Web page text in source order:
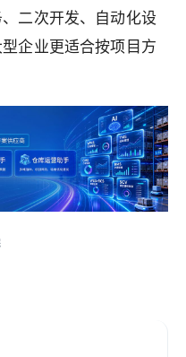
二次开发、自动化设
企业更适合按项目方